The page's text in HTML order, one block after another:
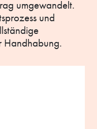
umgewandelt.
und
Handhabung.